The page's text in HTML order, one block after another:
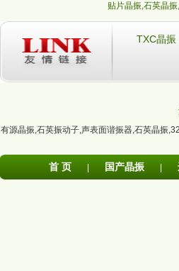
贴片晶振,石英晶振
TXC晶振
有源晶振,石英振动子,声表面谐振器,石英晶振,
首 页 国产晶振